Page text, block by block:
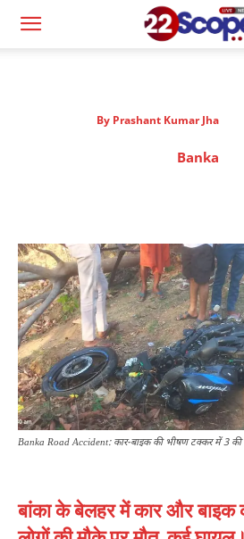
By Prashant Kumar Jha
Banka
Banka Road Accident: कार-बाइक की भीषण टक्कर में 3
बांका के बेलहर में कार और बाइक